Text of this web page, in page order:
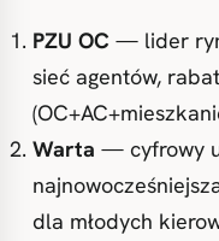
PZU OC — lider
sieć agentów,
Warta — cyfrowy
dla młodych